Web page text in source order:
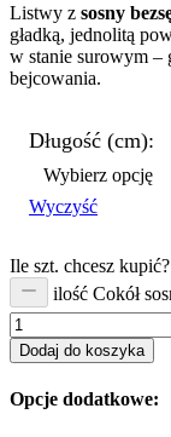
Listwy z sosny
gładką, jednolitą
w stanie surowym –
bejcowania.
Długość (cm):
Wyczyść
Ile szt. chcesz kupić?
ilość Cokół
Dodaj do koszyka
Opcje dodatkowe: